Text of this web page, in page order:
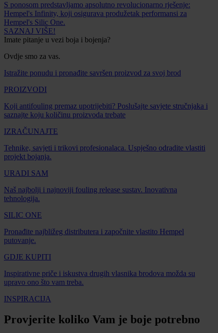
S ponosom predstavljamo apsolutno revolucionarno rješenje:
Hempel's Infinity, koji osigurava produžetak performansi za
Hempel's Silic One.
SAZNAJ VIŠE!
Imate pitanje u vezi boja i bojenja?
Ovdje smo za vas.
Istražite ponudu i pronađite savršen proizvod za svoj brod
PROIZVODI
Koji antifouling premaz upotrijebiti? Poslušajte savjete stručnjaka i
saznajte koju količinu proizvoda trebate
IZRAČUNAJTE
Tehnike, savjeti i trikovi profesionalaca. Uspješno odradite vlastiti
projekt bojanja.
URADI SAM
Naš najbolji i najnoviji fouling release sustav. Inovativna
tehnologija.
SILIC ONE
Pronađite najbližeg distributera i započnite vlastito Hempel
putovanje.
GDJE KUPITI
Inspirativne priče i iskustva drugih vlasnika brodova možda su
upravo ono što vam treba.
INSPIRACIJA
Provjerite koliko Vam je boje potrebno